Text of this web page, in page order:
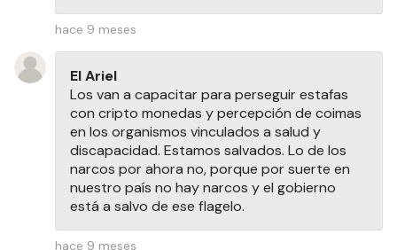
hace 9 meses
El Ariel
Los van a capacitar para perseguir estafas
con cripto monedas y percepción de coimas
en los organismos vinculados a salud y
discapacidad. Estamos salvados. Lo de los
narcos por ahora no, porque por suerte en
nuestro país no hay narcos y el gobierno
está a salvo de ese flagelo.
hace 9 meses